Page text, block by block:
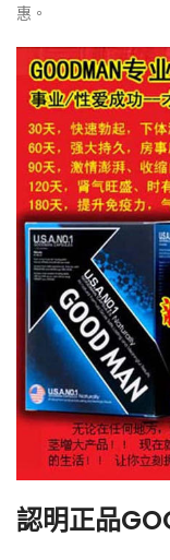
惠。
認明正品